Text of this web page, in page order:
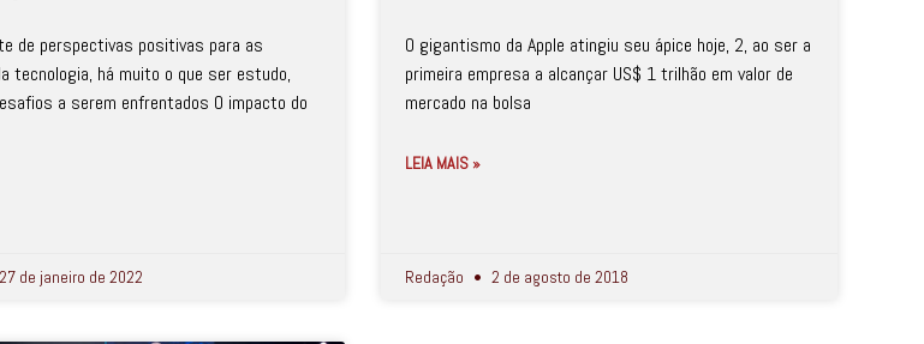
de perspectivas positivas para as
tecnologia, há muito o que ser estudo,
a serem enfrentados O impacto do
27 de janeiro de 2022
O gigantismo da Apple atingiu seu ápice hoje, 2, ao ser a
primeira empresa a alcançar US$ 1 trilhão em valor de
mercado na bolsa
LEIA MAIS »
Redação 2 de agosto de 2018